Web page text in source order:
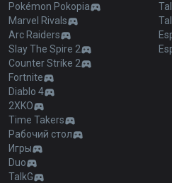
Pokémon Pokopia
Marvel Rivals
Arc Raiders
Slay The Spire 2
Counter Strike 2
Fortnite
Diablo 4
2XKO
Time Takers
Рабочий стол
Игры
Duo
TalkG